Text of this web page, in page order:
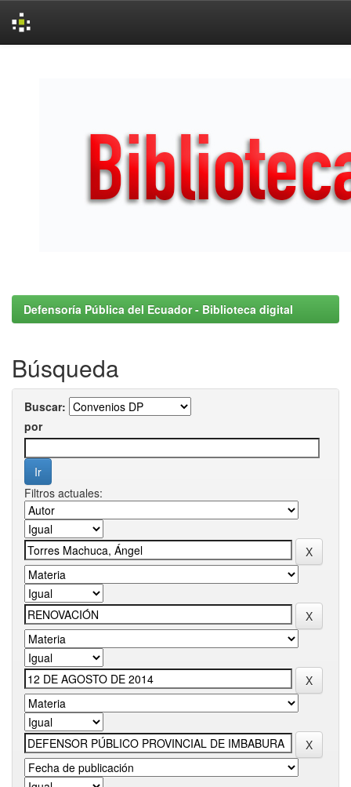
Defensoría Pública del Ecuador - Biblioteca digital
Búsqueda
Buscar:
por
Filtros actuales: